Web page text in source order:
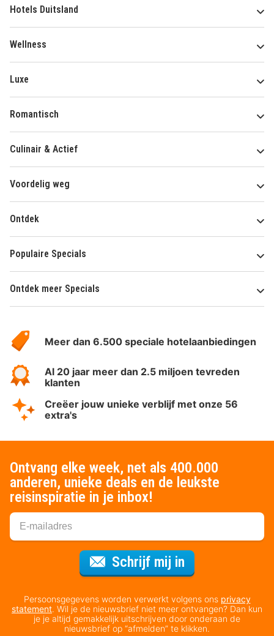
Hotels Duitsland
Wellness
Luxe
Romantisch
Culinair & Actief
Voordelig weg
Ontdek
Populaire Specials
Ontdek meer Specials
HotelSpecials
Meer dan 6.500 speciale hotelaanbiedingen
Al 20 jaar meer dan 2.5 miljoen tevreden
klanten
Creëer jouw unieke verblijf met onze 56
extra's
Ontvang elke week, net als 400.000
anderen, unieke deals en de leukste
reisinspiratie in je inbox!
Schrijf mij in
Persoonsgegevens worden verwerkt volgens ons privacy
statement. Wil je de nieuwsbrief niet meer ontvangen? Dan kun
je je altijd gemakkelijk uitschrijven door onderaan de
nieuwsbrief op “afmelden” te klikken.